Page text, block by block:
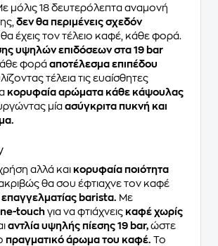
μόλις 18 δευτερόλεπτα αναμονή
δεν θα περιμένεις σχεδόν
θα έχεις τον τέλειο καφέ, κάθε φορά.
υψηλών επιδόσεων στα 19 bar
φορά αποτέλεσμα επιπέδου
τέλεια τις ευαίσθητες
κορυφαία αρώματα κάθε κάψουλας
μία ασύγκριτα πυκνή και
αλλά και κορυφαία ποιότητα
θα σου έφτιαχνε τον καφέ
επαγγελματίας barista. Με
touch για να φτιάχνεις καφέ χωρίς
αντλία υψηλής πίεσης 19 bar, ώστε
πραγματικό άρωμα του καφέ. Το